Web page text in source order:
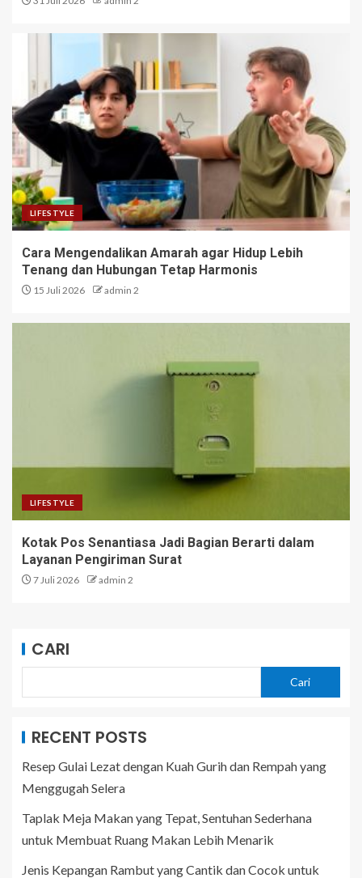
LIFESTYLE
Cara Mengendalikan Amarah agar Hidup Lebih
Tenang dan Hubungan Tetap Harmonis
15 Juli 2026 admin 2
LIFESTYLE
Kotak Pos Senantiasa Jadi Bagian Berarti dalam
Layanan Pengiriman Surat
7 Juli 2026 admin 2
CARI
Cari
RECENT POSTS
Resep Gulai Lezat dengan Kuah Gurih dan Rempah yang
Menggugah Selera
Taplak Meja Makan yang Tepat, Sentuhan Sederhana
untuk Membuat Ruang Makan Lebih Menarik
Jenis Kepangan Rambut yang Cantik dan Cocok untuk